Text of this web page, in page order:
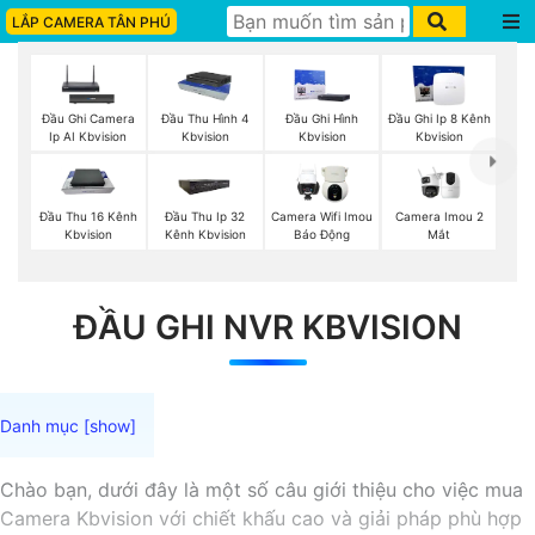
LẮP CAMERA TÂN PHÚ
Đầu Ghi Camera
Ip AI Kbvision
Đầu Thu Hình 4
Kbvision
Đầu Ghi Hình
Kbvision
Đầu Ghi Ip 8 Kênh
Kbvision
Đầu Thu 16 Kênh
Kbvision
Đầu Thu Ip 32
Kênh Kbvision
Camera Wifi Imou
Báo Động
Camera Imou 2
Mắt
ĐẦU GHI NVR KBVISION
Chào bạn, dưới đây là một số câu giới thiệu cho việc mua
Camera Kbvision với chiết khấu cao và giải pháp phù hợp